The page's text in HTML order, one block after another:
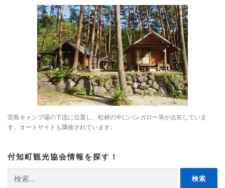
宮島キャンプ場の下流に位置し、松林の中にバンガロー等が点在していま
す。オートサイトも隣接されています。
付知町観光協会情報を探す！
索: